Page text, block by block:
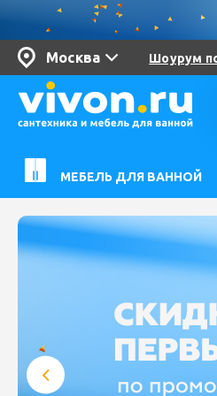
Москва Шоурум
МЕБЕЛЬ ДЛЯ ВАННОЙ